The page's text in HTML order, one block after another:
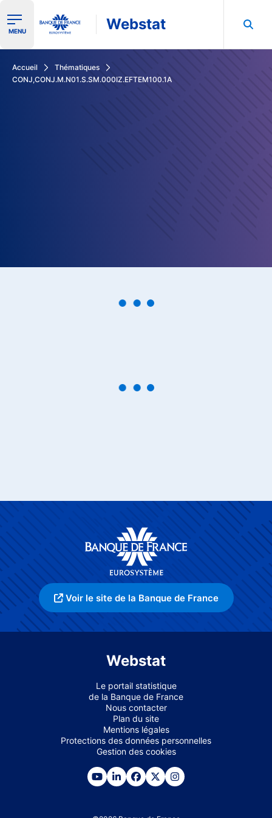
Ouvrir le menu de navigation
MENU Webstat
Accueil
Thématiques
CONJ,CONJ.M.N01.S.SM.000IZ.EFTEM100.1A
Voir le site de la Banque de France
Webstat
Le portail statistique
de la Banque de France
Nous contacter
Plan du site
Mentions légales
Protections des données personnelles
Gestion des cookies